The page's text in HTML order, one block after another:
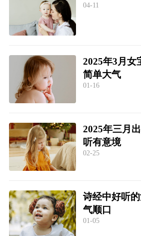
04-11
2025年3月女
简单大气
01-16
2025年三月
听有意境
02-25
诗经中好听
气顺口
01-05